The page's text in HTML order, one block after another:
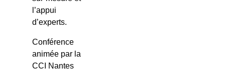
l’appui
d’experts.
Conférence
animée par la
CCI Nantes